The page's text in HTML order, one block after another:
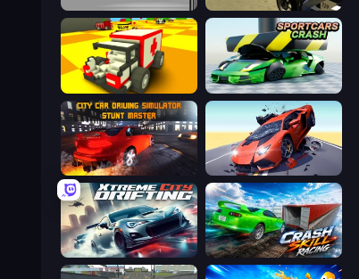
Drag Racer V2 3D Moto Simulator 2
Sportcars Crash
Hyper Cars Ramp Crash
Xtreme City Drifting Crash Skill Racing